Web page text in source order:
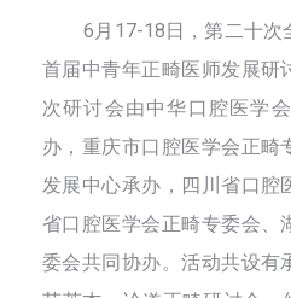
6月17-18日，第二十次
首届中青年正畸医师发展研
次研讨会由中华口腔医学
办，重庆市口腔医学会正畸
发展中心承办，四川省口腔
省口腔医学会正畸专委会、
委会共同协办。活动共设有